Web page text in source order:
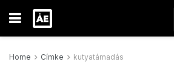
Home Címke kutyatámadás